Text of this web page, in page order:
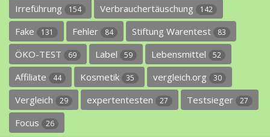
Irreführung 154 Verbrauchertäuschung 142
Fake 131 Fehler 84 Stiftung Warentest 83
ÖKO-TEST 69 Label 59 Lebensmittel 52
Affiliate 44 Kosmetik 35 vergleich.org 30
Vergleich 29 expertentesten 27 Testsieger 27
Focus 26